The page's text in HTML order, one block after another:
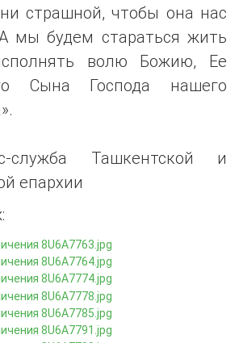
страшной, чтобы она нас
мы будем стараться жить
волю Божию, Ее
Сына Господа нашего
служба Ташкентской и
епархии